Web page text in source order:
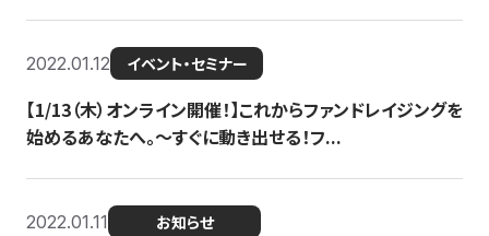
2022.01.12 イベント・セミナー
【1/13（木）オンライン開催！】これからファンドレイジングを
始めるあなたへ。〜すぐに動き出せる！フ...
2022.01.11 お知らせ